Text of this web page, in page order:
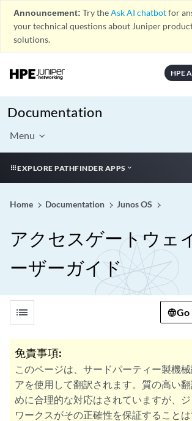
Announcement: Try theAsk AI chatbotfor
your technical questions about Juniper
solutions.
HPE
Documentation
Menu
EXPLORE PATHFINDER APPS
Home Documentation Junos OS
アクセスゲートウェ
ーザーガイド
list Go
免責事項:
このページは、サードパーティー製機
アを使用して翻訳されます。質の高い
めに合理的な対応はされていますが、
ワークスがその正確性を保証することは